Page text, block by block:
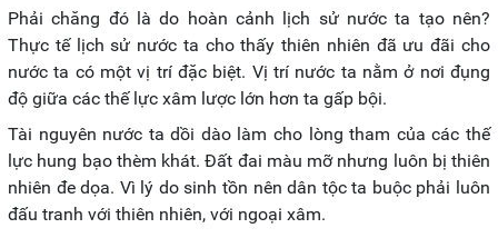
Phải chăng đó là do hoàn cảnh lịch sử nước ta tạo nên?
Thực tế lịch sử nước ta cho thấy thiên nhiên đã ưu đãi cho
nước ta có một vị trí đặc biệt. Vị trí nước ta nằm ở nơi đụng
độ giữa các thế lực xâm lược lớn hơn ta gấp bội.
Tài nguyên nước ta dồi dào làm cho lòng tham của các thế
lực hung bạo thèm khát. Đất đai màu mỡ nhưng luôn bị thiên
nhiên đe dọa. Vì lý do sinh tồn nên dân tộc ta buộc phải luôn
đấu tranh với thiên nhiên, với ngoại xâm.